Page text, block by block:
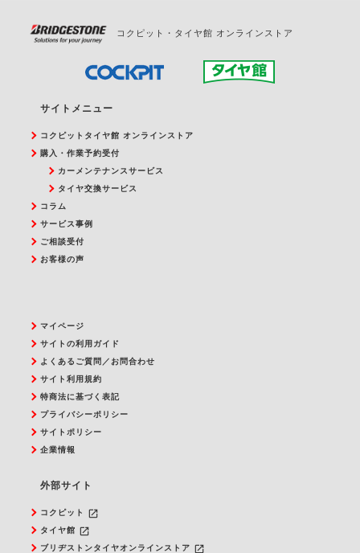
コクピット・タイヤ館 オンラインストア
サイトメニュー
コクピットタイヤ館 オンラインストア
購入・作業予約受付
カーメンテナンスサービス
タイヤ交換サービス
コラム
サービス事例
ご相談受付
お客様の声
マイページ
サイトの利用ガイド
よくあるご質問／お問合わせ
サイト利用規約
特商法に基づく表記
プライバシーポリシー
サイトポリシー
企業情報
外部サイト
コクピット launch
タイヤ館 launch
ブリヂストンタイヤオンラインストア launch